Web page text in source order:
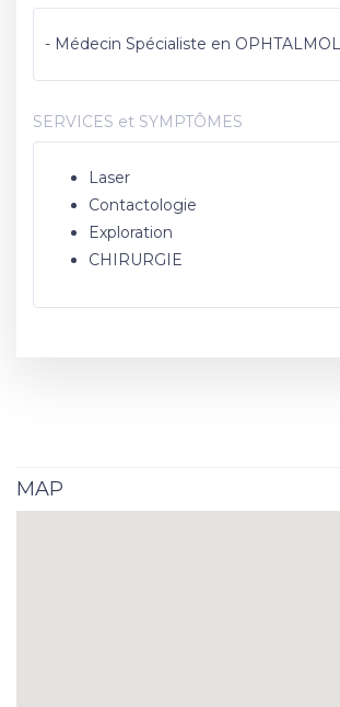
- Médecin Spécialiste en
SERVICES et SYMPTÔMES
Laser
Contactologie
Exploration
CHIRURGIE
MAP